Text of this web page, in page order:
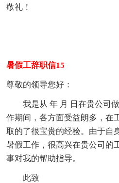
敬礼！
暑假工辞职信15
尊敬的领导您好：
我是从 年 月 日在贵公司做
作期间，各方面受益朗多，在
取的了很宝贵的经验。由于自
暑假工作，很高兴在贵公司的
事对我的帮助指导。
此致